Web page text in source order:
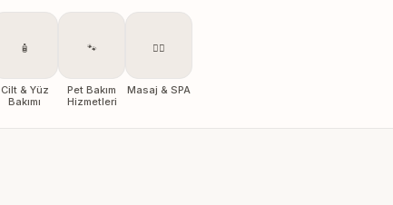
🧴
Cilt & Yüz
Bakımı
🐾
Pet Bakım
Hizmetleri
💆‍♀️
Masaj & SPA